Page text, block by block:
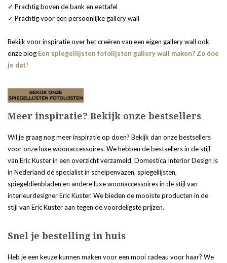
✓ Prachtig boven de bank en eettafel
✓ Prachtig voor een persoonlijke gallery wall
Bekijk voor inspiratie over het creëren van een eigen gallery wall ook
onze blog Een spiegellijsten fotolijsten gallery wall maken? Zo doe
je dat!
Meer inspiratie? Bekijk onze bestsellers
Wil je graag nog meer inspiratie op doen? Bekijk dan onze bestsellers
voor onze luxe woonaccessoires. We hebben de bestsellers in de stijl
van Eric Kuster in een overzicht verzameld. Domestica Interior Design is
in Nederland dé specialist in schelpenvazen, spiegellijsten,
spiegeldienbladen en andere luxe woonaccessoires in de stijl van
interieurdesigner Eric Kuster. We bieden de mooiste producten in de
stijl van Eric Kuster aan tegen de voordeligste prijzen.
Snel je bestelling in huis
Heb je een keuze kunnen maken voor een mooi cadeau voor haar? We